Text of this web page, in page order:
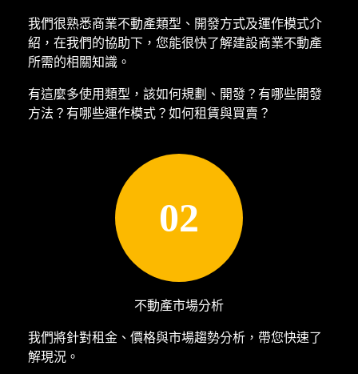
我們很熟悉商業不動產類型、開發方式及運作模式介
紹，在我們的協助下，您能很快了解建設商業不動產
所需的相關知識。
有這麼多使用類型，該如何規劃、開發？有哪些開發
方法？有哪些運作模式？如何租賃與買賣？
02
不動產市場分析
我們將針對租金、價格與市場趨勢分析，帶您快速了
解現況。